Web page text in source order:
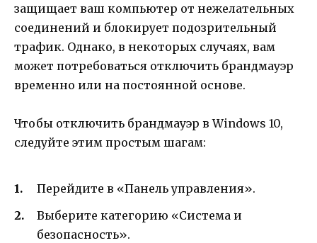
защищает ваш компьютер от нежелательных
соединений и блокирует подозрительный
трафик. Однако, в некоторых случаях, вам
может потребоваться отключить брандмауэр
временно или на постоянной основе.
Чтобы отключить брандмауэр в Windows 10,
следуйте этим простым шагам:
Перейдите в «Панель управления».
Выберите категорию «Система и
безопасность».